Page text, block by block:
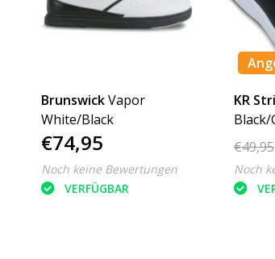
BrunswickVapor
White/Black
€74,95
Noch keine Bewertungen
VERFÜGBAR
KR
Black/
€49,95
Noch